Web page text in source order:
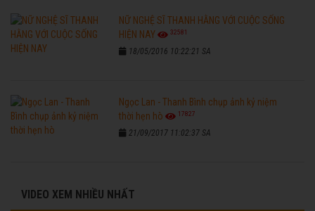
NỮ NGHỆ SĨ THANH HẰNG VỚI CUỘC SỐNG
HIỆN NAY
32581
18/05/2016 10:22:21 SA
Ngọc Lan - Thanh Bình chụp ảnh kỷ niệm
thời hẹn hò
17827
21/09/2017 11:02:37 SA
VIDEO XEM NHIỀU NHẤT